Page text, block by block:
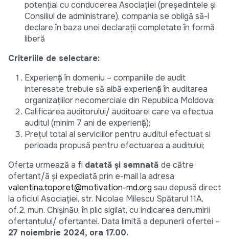
potențial cu conducerea Asociației (președintele și
Consiliul de administrare), compania se obligă să-l
declare în baza unei declarații completate în formă
liberă
Criteriile de selectare:
Experiență în domeniu – companiile de audit
interesate trebuie să aibă experiență în auditarea
organizațiilor necomerciale din Republica Moldova;
Calificarea auditorului/ auditoarei care va efectua
auditul (minim 7 ani de experiență);
Prețul total al serviciilor pentru auditul efectuat si
perioada propusă pentru efectuarea a auditului;
Oferta urmează a fi datată și semnată de către
ofertant/ă și expediată prin e-mail la adresa
valentina.toporet@motivation-md.org sau depusă direct
la oficiul Asociației, str. Nicolae Milescu Spătarul 11A,
of.2, mun. Chișinău, în plic sigilat, cu indicarea denumirii
ofertantului/ ofertantei. Data limită a depunerii ofertei –
27 noiembrie 2024, ora 17.00.